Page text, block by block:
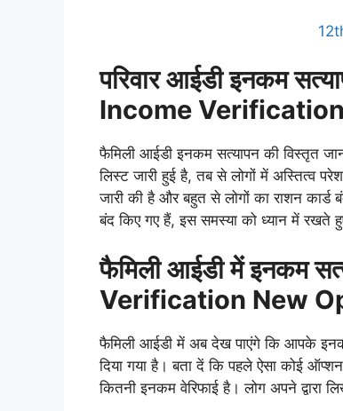
परिवार आईडी इनकम
Income
फैमिली आईडी इनकम सत्यापन की विस्तृत
लिस्ट जारी हुई है, तब से लोगों में अस्तित्व
जारी की है और बहुत से लोगों का राशन कार्ड
बंद किए गए हैं, इस समस्या को ध्यान में रखते
फैमिली आईडी में इनकम
Verification New
फैमिली आईडी में अब देख पाएंगे कि आपके
दिया गया है। बता दें कि पहले ऐसा कोई
कितनी इनकम वेरिफाई है। लोग अपने द्वारा